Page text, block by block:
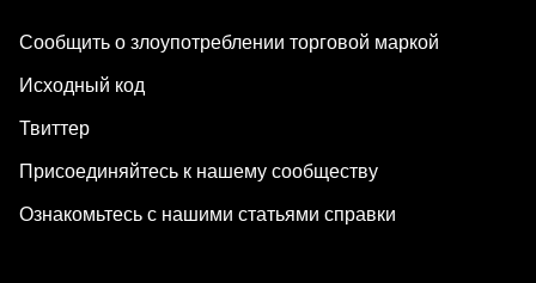
Сообщить о злоупотреблении торговой маркой
Исходный код
Твиттер
Присоединяйтесь к нашему сообществу
Ознакомьтесь с нашими статьями справки